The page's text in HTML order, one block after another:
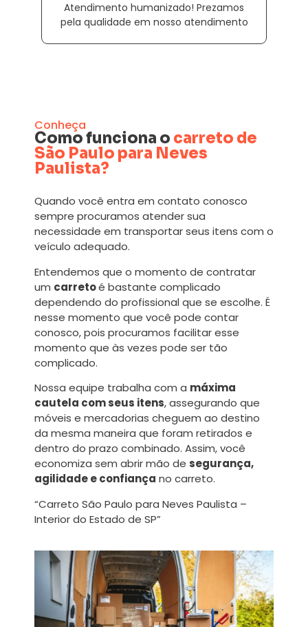
Atendimento humanizado! Prezamos
pela qualidade em nosso atendimento
Conheça
Como funciona o carreto de
São Paulo para Neves
Paulista?
Quando você entra em contato conosco
sempre procuramos atender sua
necessidade em transportar seus itens com o
veículo adequado.
Entendemos que o momento de contratar
um carretoé bastante complicado
dependendo do profissional que se escolhe. É
nesse momento que você pode contar
conosco, pois procuramos facilitar esse
momento que às vezes pode ser tão
complicado.
Nossa equipe trabalha com a máxima
cautela com seus itens, assegurando que
móveis e mercadorias cheguem ao destino
da mesma maneira que foram retirados e
dentro do prazo combinado. Assim, você
economiza sem abrir mão de segurança,
agilidade e confiança no carreto.
“Carreto São Paulo para Neves Paulista –
Interior do Estado de SP”